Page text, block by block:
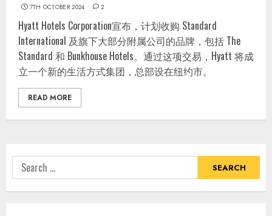
7TH OCTOBER 2024 2
Hyatt Hotels Corporation宣布，计划收购 Standard
International 及旗下大部分附属公司的品牌，包括 The
Standard 和 Bunkhouse Hotels。通过这项交易，Hyatt 将成
立一个新的生活方式集团，总部设在纽约市。
READ MORE
Search
for: